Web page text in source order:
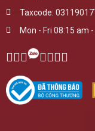
Taxcode:
Mon - Fri 08:15 am